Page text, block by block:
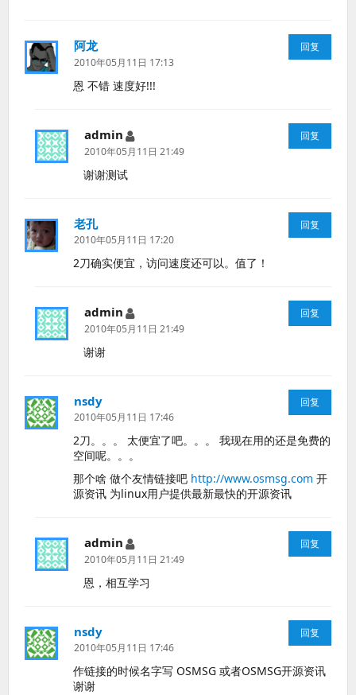
阿龙说
道：
2010年05月11日 17:13
恩 不错 速度好!!!
回复
admin
说
道：
2010年05月11日 21:49
谢谢测试
回复
老孔说
道：
2010年05月11日 17:20
2刀确实便宜，访问速度还可以。值了！
回复
admin
说
道：
2010年05月11日 21:49
谢谢
回复
nsdy
道：
2010年05月11日 17:46
2刀。。。 太便宜了吧。。。 我现在用的还是免费的
空间呢。。。
那个啥 做个友情链接吧 http://www.osmsg.com 开
源资讯 为linux用户提供最新最快的开源资讯
回复
admin
说
道：
2010年05月11日 21:49
恩，相互学习
回复
nsdy
道：
2010年05月11日 17:46
作链接的时候名字写 OSMSG 或者OSMSG开源资讯
谢谢
回复